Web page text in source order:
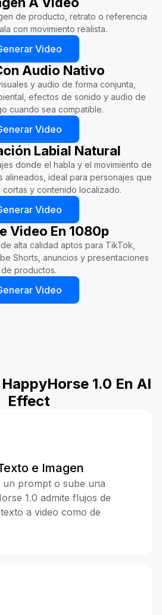
de producto, retrato o referencia
con movimiento realista.
Video
Audio Nativo
y audio de forma conjunta,
efectos de sonido y audio de
cuando sea compatible.
Video
Labial Natural
donde el habla y el movimiento de
alineados, ideal para personajes que
cortas y contenido localizado.
Video
Video En 1080p
alta calidad aptos para TikTok,
Shorts, anuncios y presentaciones
de productos.
Video
1.0 En AI
Effect
e Imagen
un prompt o sube una
1.0 admite flujos de
a video como de